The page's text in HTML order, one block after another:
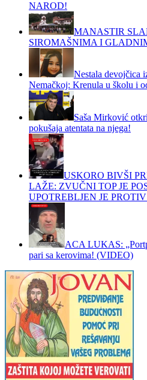
NAROD!
MANASTIR
SIROMAŠNIMA I
Nestala devojčica
Nemačkoj: Krenula u školu i
Saša Mirković
pokušaja atentata na njega!
USKORO BIVŠI
LAŽE: ZVUČNI TOP JE
UPOTREBLJEN JE
ACA LUKAS:
pari sa kerovima! (VIDEO)